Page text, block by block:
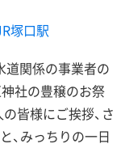
塚口駅
道関係の事業者の
社の豊穣のお祭
の皆様にご挨拶、さ
、みっちりの一日